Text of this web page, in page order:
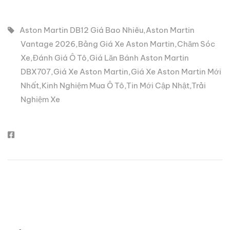
Aston Martin DB12 Giá Bao Nhiêu,Aston Martin
Vantage 2026,Bảng Giá Xe Aston Martin,Chăm Sóc
Xe,Đánh Giá Ô Tô,Giá Lăn Bánh Aston Martin
DBX707,Giá Xe Aston Martin,Giá Xe Aston Martin Mới
Nhất,Kinh Nghiệm Mua Ô Tô,Tin Mới Cập Nhật,Trải
Nghiệm Xe